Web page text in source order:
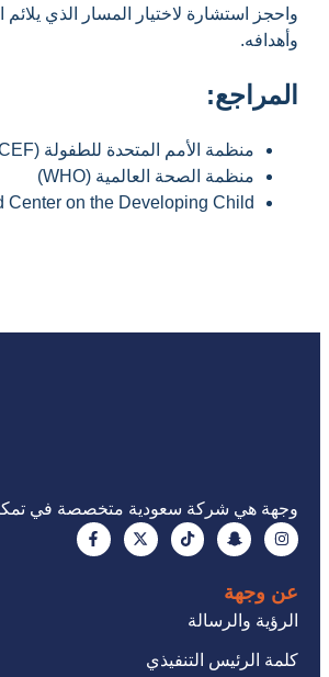
واحجز استشارة لاختيار المسار الذي
وأهدافه.
المراجع:
منظمة الأمم المتحدة للطفولة (UNICEF)
منظمة الصحة العالمية (WHO)
Center on the Developing Child
وجهة هي شركة سعودية متخصصة في
عن وجهة
الرؤية والرسالة
كلمة الرئيس التنفيذي